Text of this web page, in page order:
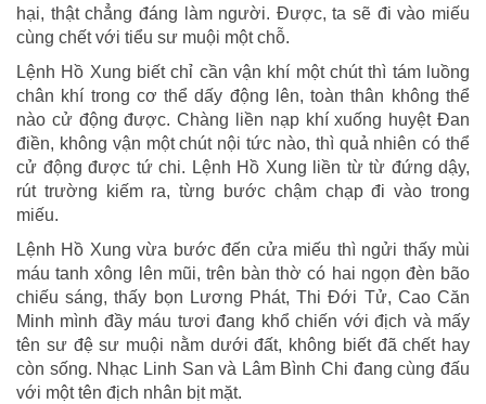
hại, thật chẳng đáng làm người. Được, ta sẽ đi vào miếu
cùng chết với tiểu sư muội một chỗ.
Lệnh Hồ Xung biết chỉ cần vận khí một chút thì tám luồng
chân khí trong cơ thể dấy động lên, toàn thân không thể
nào cử động được. Chàng liền nạp khí xuống huyệt Đan
điền, không vận một chút nội tức nào, thì quả nhiên có thể
cử động được tứ chi. Lệnh Hồ Xung liền từ từ đứng dậy,
rút trường kiếm ra, từng bước chậm chạp đi vào trong
miếu.
Lệnh Hồ Xung vừa bước đến cửa miếu thì ngửi thấy mùi
máu tanh xông lên mũi, trên bàn thờ có hai ngọn đèn bão
chiếu sáng, thấy bọn Lương Phát, Thi Đới Tử, Cao Căn
Minh mình đầy máu tươi đang khổ chiến với địch và mấy
tên sư đệ sư muội nằm dưới đất, không biết đã chết hay
còn sống. Nhạc Linh San và Lâm Bình Chi đang cùng đấu
với một tên địch nhân bịt mặt.